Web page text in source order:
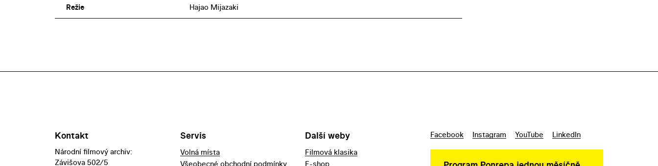
Režie Hajao Mijazaki
Kontakt
Národní filmový archiv:
Závišova 502/5
Servis
Volná místa
Všeobecné obchodní podmínky
Další weby
Filmová klasika
E-shop
Facebook Instagram YouTube LinkedIn